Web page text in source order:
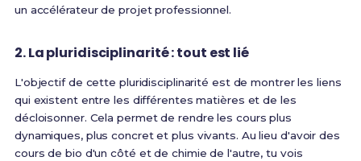
un accélérateur de projet professionnel.
2. La pluridisciplinarité : tout est lié
L'objectif de cette pluridisciplinarité est de montrer les liens
qui existent entre les différentes matières et de les
décloisonner. Cela permet de rendre les cours plus
dynamiques, plus concret et plus vivants. Au lieu d'avoir des
cours de bio d'un côté et de chimie de l'autre, tu vois